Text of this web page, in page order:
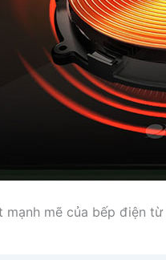
mạnh mẽ của bếp điện